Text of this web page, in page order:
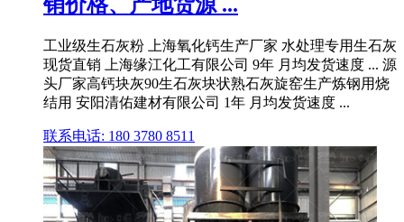
销价格、产地货源 ...
工业级生石灰粉 上海氧化钙生产厂家 水处理专用生石灰
现货直销 上海缘江化工有限公司 9年 月均发货速度 ... 源
头厂家高钙块灰90生石灰块状熟石灰旋窑生产炼钢用烧
结用 安阳清佑建材有限公司 1年 月均发货速度 ...
联系电话: 180 3780 8511